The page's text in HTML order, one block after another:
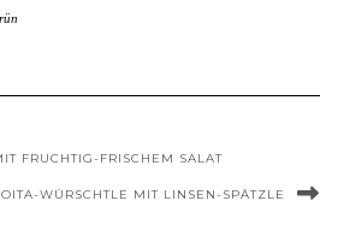
FRUCHTIG-FRISCHEM SALAT
WÜRSCHTLE MIT LINSEN-SPÄTZLE